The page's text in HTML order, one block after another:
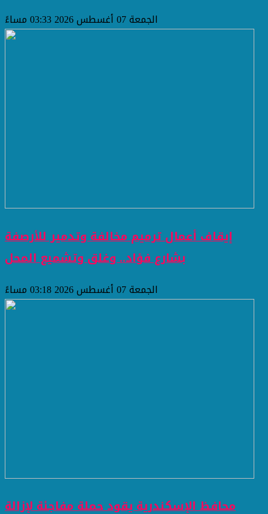
الجمعة 07 أغسطس 2026 03:33 مساءً
إيقاف أعمال ترميم مخالفة وتدمير للأرصفة
بشارع فؤاد.. وغلق وتشميع المحل
الجمعة 07 أغسطس 2026 03:18 مساءً
محافظ الإسكندرية يقود حملة مفاجئة لإزالة